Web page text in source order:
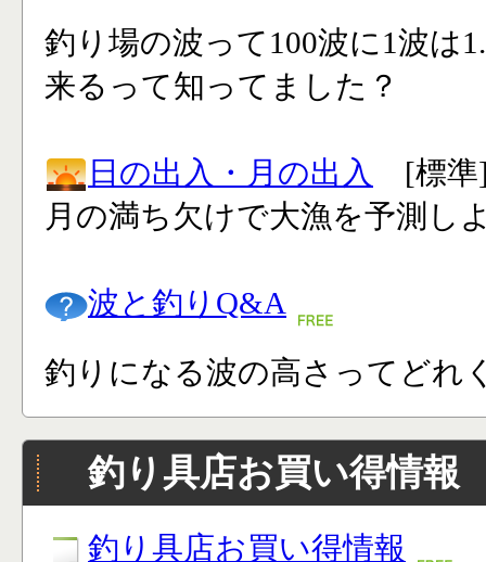
釣り場の波って100波に1波は
来るって知ってました？
日の出入・月の出入
[標準
月の満ち欠けで大漁を予測し
波と釣りQ&A
釣りになる波の高さってどれ
釣り具店お買い得情報
釣り具店お買い得情報